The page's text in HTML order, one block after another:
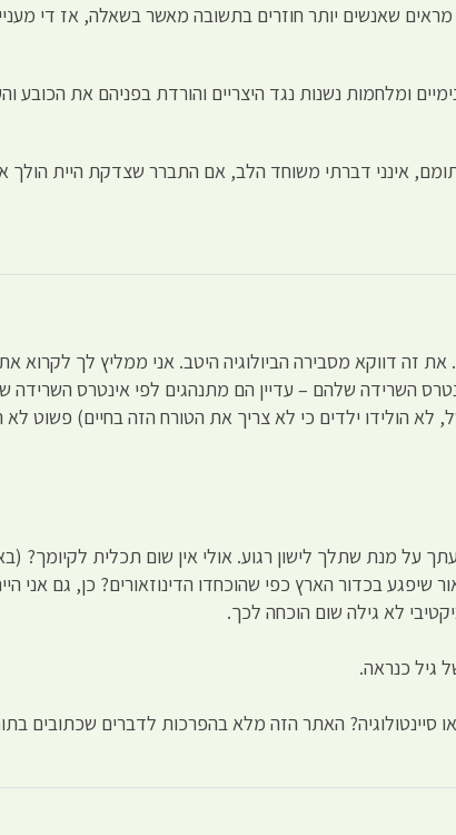
שאנשים יותר חוזרים בתשובה מאשר בשאלה, אז די
ומלחמות נשנות נגד היצריים והורדת בפניהם את הכובע
אינני דברתי משוחד הלב, אם התברר שצדקת היית הולך
זה דווקא מסבירה הביולוגיה היטב. אני ממליץ לך לקרוא
השרידה שלהם – עדיין הם מתנהגים לפי אינטרס השרידה
הולידו ילדים כי לא צריך את הטורח הזה בחיים) פשוט לא
על מנת שתלך לישון רגוע. אולי אין שום תכלית לקיומך?
בכדור הארץ כפי שהוכחדו הדינוזאורים? כן, גם אני
לא גילה שום הוכחה לכך.
גיל כנראה.
האתר הזה מלא בהפרכות לדברים שכתובים